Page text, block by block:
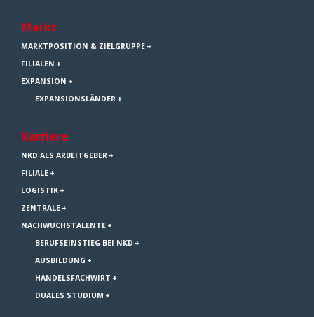
Markt
MARKTPOSITION & ZIELGRUPPE
FILIALEN
EXPANSION
EXPANSIONSLÄNDER
Karriere
NKD ALS ARBEITGEBER
FILIALE
LOGISTIK
ZENTRALE
NACHWUCHSTALENTE
BERUFSEINSTIEG BEI NKD
AUSBILDUNG
HANDELSFACHWIRT
DUALES STUDIUM